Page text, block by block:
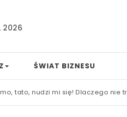
2026
ŚWIAT BIZNESU
nudzi mi się! Dlaczego nie trzeba